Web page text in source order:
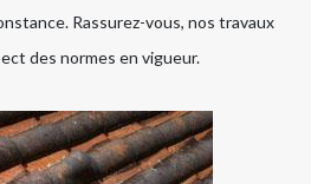
Rassurez-vous, nos travaux
des normes en vigueur.